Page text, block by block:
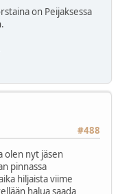
on Peijaksessa
#488
olen nyt jäsen
pinnassa
hiljaista viime
halua saada